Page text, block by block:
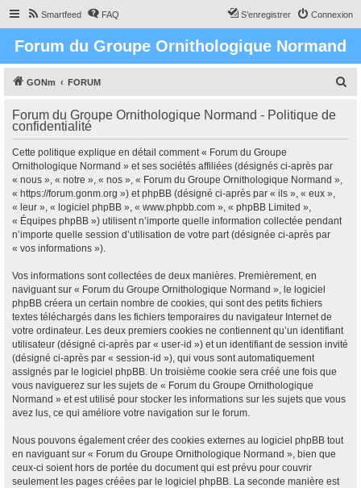
Smartfeed FAQ Connexion
S’enregistrer
Forum du Groupe Ornithologique Normand
GONm FORUM
h
Forum du Groupe Ornithologique Normand - Politique de
confidentialité
Cette politique explique en détail comment « Forum du Groupe
Ornithologique Normand » et ses sociétés affiliées (désignés ci-après par
« nous », « notre », « nos », « Forum du Groupe Ornithologique Normand »,
« https://forum.gonm.org ») et phpBB (désigné ci-après par « ils », « eux »,
« leur », « logiciel phpBB », « www.phpbb.com », « phpBB Limited »,
« Équipes phpBB ») utilisent n’importe quelle information collectée pendant
n’importe quelle session d’utilisation de votre part (désignée ci-après par
« vos informations »).
Vos informations sont collectées de deux manières. Premièrement, en
naviguant sur « Forum du Groupe Ornithologique Normand », le logiciel
phpBB créera un certain nombre de cookies, qui sont des petits fichiers
textes téléchargés dans les fichiers temporaires du navigateur Internet de
votre ordinateur. Les deux premiers cookies ne contiennent qu’un identifiant
utilisateur (désigné ci-après par « user-id ») et un identifiant de session invité
(désigné ci-après par « session-id »), qui vous sont automatiquement
assignés par le logiciel phpBB. Un troisième cookie sera créé une fois que
vous naviguerez sur les sujets de « Forum du Groupe Ornithologique
Normand » et est utilisé pour stocker les informations sur les sujets que vous
avez lus, ce qui améliore votre navigation sur le forum.
Nous pouvons également créer des cookies externes au logiciel phpBB tout
en naviguant sur « Forum du Groupe Ornithologique Normand », bien que
ceux-ci soient hors de portée du document qui est prévu pour couvrir
seulement les pages créées par le logiciel phpBB. La seconde manière est